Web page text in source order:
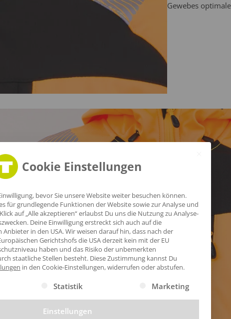
Gewebes
Cookie Einstellungen
bevor Sie unsere Website weiter besuchen können.
für grundlegende Funktionen der Website sowie zur Analyse und
auf „Alle akzeptieren“ erlaubst Du uns die Nutzung zu Analyse-
Deine Einwilligung erstreckt sich auch auf die
in den USA. Wir weisen darauf hin, dass nach der
Gerichtshofs die USA derzeit kein mit der EU
haben und das Risiko der unbemerkten
staatliche Stellen besteht. Diese Zustimmung kannst Du
in den Cookie-Einstellungen, widerrufen oder abstufen.
Service-Gruppen, für die eine Einwilligung erteilt werden
Statistik Marketing
Einstellungen